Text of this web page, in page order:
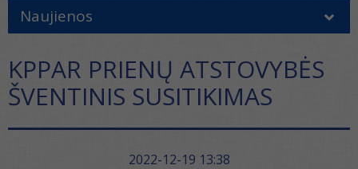
Naujienos
KPPAR PRIENŲ ATSTOVYBĖS
ŠVENTINIS SUSITIKIMAS
2022-12-19 13:38